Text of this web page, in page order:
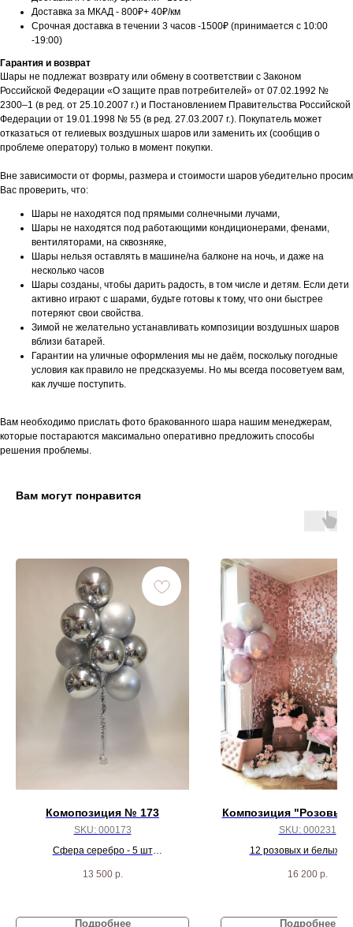
Доставка за МКАД - 800₽+ 40₽/км
Срочная доставка в течении 3 часов -1500₽ (принимается с 10:00
-19:00)
Гарантия и возврат
Шары не подлежат возврату или обмену в соответствии с Законом
Российской Федерации «О защите прав потребителей» от 07.02.1992 №
2300–1 (в ред. от 25.10.2007 г.) и Постановлением Правительства Российской
Федерации от 19.01.1998 № 55 (в ред. 27.03.2007 г.). Покупатель может
отказаться от гелиевых воздушных шаров или заменить их (сообщив о
проблеме оператору) только в момент покупки.
Вне зависимости от формы, размера и стоимости шаров убедительно просим
Вас проверить, что:
Шары не находятся под прямыми солнечными лучами,
Шары не находятся под работающими кондиционерами, фенами,
вентиляторами, на сквозняке,
Шары нельзя оставлять в машине/на балконе на ночь, и даже на
несколько часов
Шары созданы, чтобы дарить радость, в том числе и детям. Если дети
активно играют с шарами, будьте готовы к тому, что они быстрее
потеряют свои свойства.
Зимой не желательно устанавливать композиции воздушных шаров
вблизи батарей.
Гарантии на уличные оформления мы не даём, поскольку погодные
условия как правило не предсказуемы. Но мы всегда посоветуем вам,
как лучше поступить.
Вам необходимо прислать фото бракованного шара нашим менеджерам,
которые постараются максимально оперативно предложить способы
решения проблемы.
Вам могут понравится
Комопозиция № 173
SKU: 000173
Сфера серебро - 5 шт
13 500 р.
Подробнее
Композиция "Розовые
SKU: 000231
12 розовых и белых
16 200 р.
Подробнее